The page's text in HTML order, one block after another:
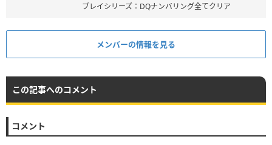
プレイシリーズ：DQナンバリング全てクリア
メンバーの情報を見る
この記事へのコメント
コメント